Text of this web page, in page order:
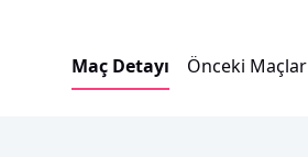
Maç Detayı Önceki Maçlar